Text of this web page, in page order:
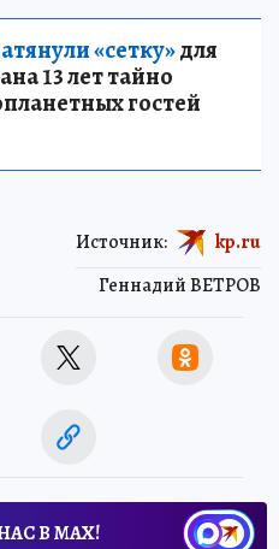
«сетку»для
13 лет тайно
гостей
Геннадий ВЕТРОВ
Источник: kp.ru
В МАХ!